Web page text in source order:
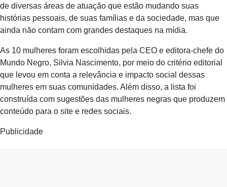
de diversas áreas de atuação que estão mudando suas
histórias pessoais, de suas famílias e da sociedade, mas que
ainda não contam com grandes destaques na mídia.
As 10 mulheres foram escolhidas pela CEO e editora-chefe do
Mundo Negro, Silvia Nascimento, por meio do critério editorial
que levou em conta a relevância e impacto social dessas
mulheres em suas comunidades. Além disso, a lista foi
construída com sugestões das mulheres negras que produzem
conteúdo para o site e redes sociais.
Publicidade